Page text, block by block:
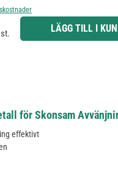
belopp eller använd
st. LÄGG TILL I
för Skonsam
effektivt